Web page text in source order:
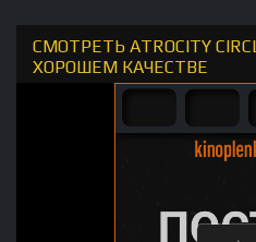
СМОТРЕТЬ ATROCITY
ХОРОШЕМ КАЧЕСТВЕ